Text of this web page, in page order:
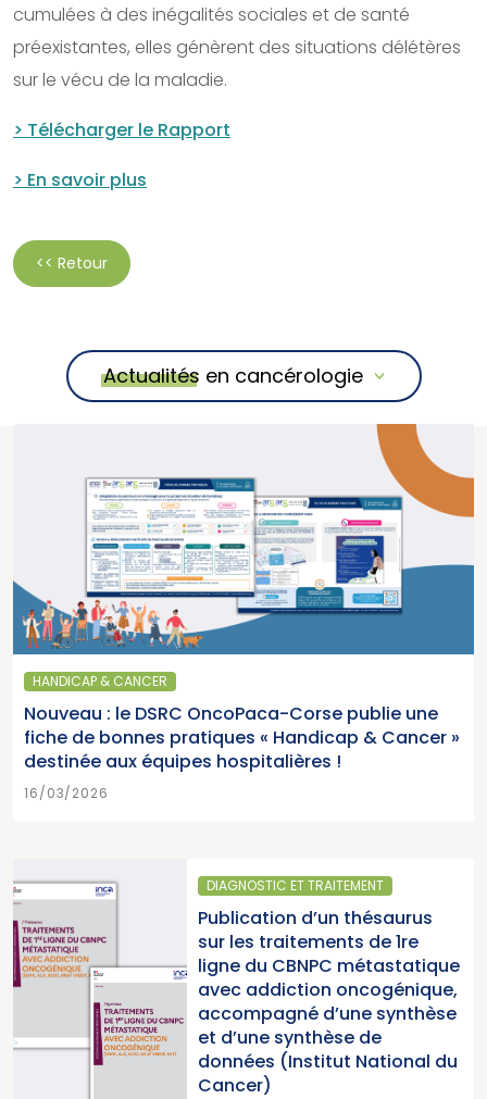
cumulées à des inégalités sociales et de santé
préexistantes, elles génèrent des situations délétères
sur le vécu de la maladie.
> Télécharger le Rapport
> En savoir plus
<< Retour
Actualités en cancérologie
HANDICAP & CANCER
Nouveau : le DSRC OncoPaca-Corse publie une
fiche de bonnes pratiques « Handicap & Cancer »
destinée aux équipes hospitalières !
16/03/2026
DIAGNOSTIC ET TRAITEMENT
Publication d’un thésaurus
sur les traitements de 1re
ligne du CBNPC métastatique
avec addiction oncogénique,
accompagné d’une synthèse
et d’une synthèse de
données (Institut National du
Cancer)